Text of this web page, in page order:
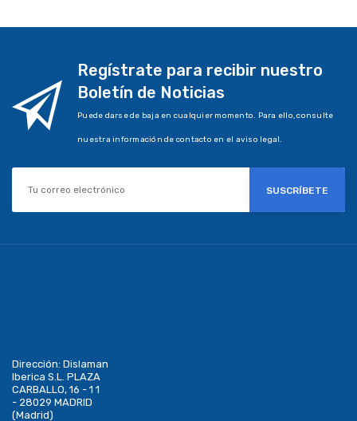
Regístrate para recibir nuestro
Boletín de Noticias
Puede darse de baja en cualquier momento. Para ello, consulte
nuestra información de contacto en el aviso legal.
SUSCRÍBETE
Dirección: Dislaman
Iberica S.L. PLAZA
CARBALLO, 16 - 1 1
- 28029 MADRID
(Madrid)